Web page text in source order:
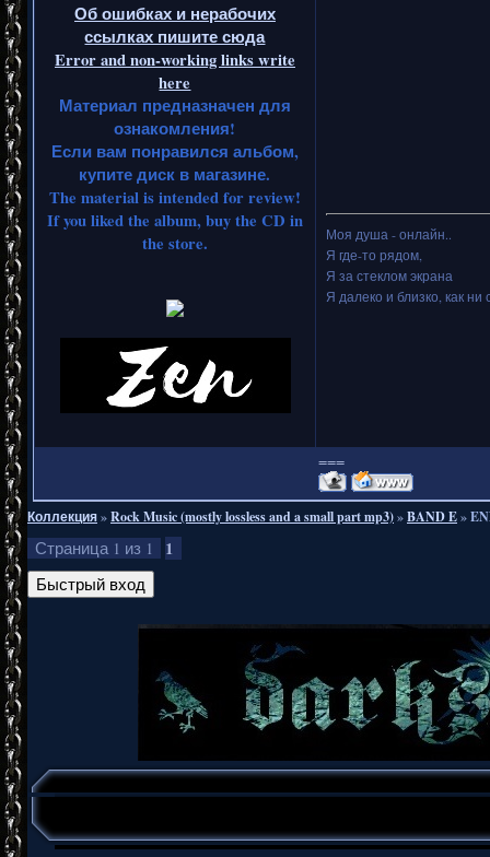
Об ошибках и нерабочих
ссылках пишите сюда
Error and non-working links write
here
Материал предназначен для
ознакомления!
Если вам понравился альбом,
купите диск в магазине.
The material is intended for review!
If you liked the album, buy the CD in
the store.
Моя душа - онлайн..
Я где-то рядом,
Я за стеклом экрана
Я далеко и близко, как ни
===
Коллекция»Rock Music (mostly lossless and a small part mp3)»BAND E»
Страница 1 из 1 1